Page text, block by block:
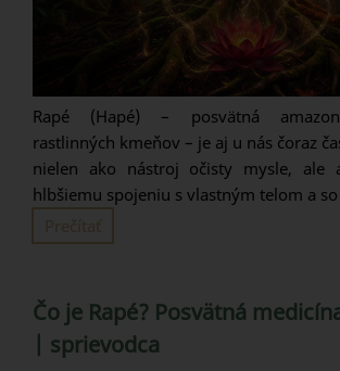
Rapé (Hapé) – posvätná
rastlinných kmeňov – je aj u nás čoraz
nielen ako nástroj očisty mysle,
hlbšiemu spojeniu s vlastným telom a so
Prečítať
Čo je Rapé? Posvätná
| sprievodca